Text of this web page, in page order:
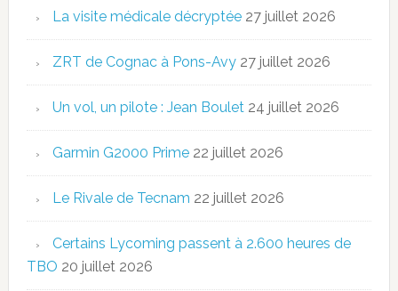
La visite médicale décryptée 27 juillet 2026
ZRT de Cognac à Pons-Avy 27 juillet 2026
Un vol, un pilote : Jean Boulet 24 juillet 2026
Garmin G2000 Prime 22 juillet 2026
Le Rivale de Tecnam 22 juillet 2026
Certains Lycoming passent à 2.600 heures de
TBO 20 juillet 2026